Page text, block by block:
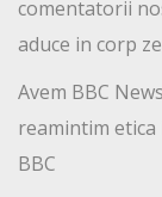
comentatorii
aduce in corp
Avem BBC
reamintim
BBC